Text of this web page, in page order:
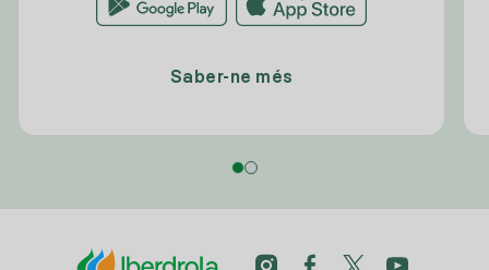
Saber-ne més